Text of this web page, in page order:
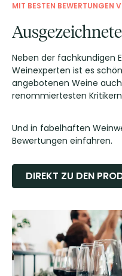
MIT BESTEN BEWERTUNGEN
Neben der fachkundigen
Weinexperten ist es
angebotenen Weine
renommiertesten
Und in fabelhaften
Bewertungen einfahren.
DIREKT ZU DEN